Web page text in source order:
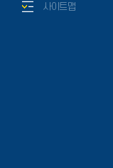
사이트맵